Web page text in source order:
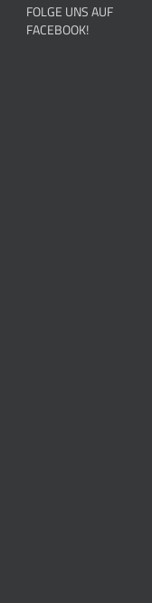
FOLGE UNS AUF
FACEBOOK!